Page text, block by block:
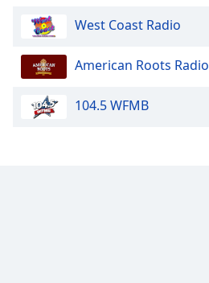
Caption
West Coast Radio
American Roots Radio
104.5 WFMB